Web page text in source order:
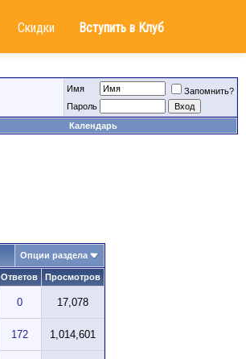
Скидки Вступить в Клуб
Имя
Запомнить?
Пароль
Календарь
Опции раздела
Ответов Просмотров
0 17,078
172 1,014,601